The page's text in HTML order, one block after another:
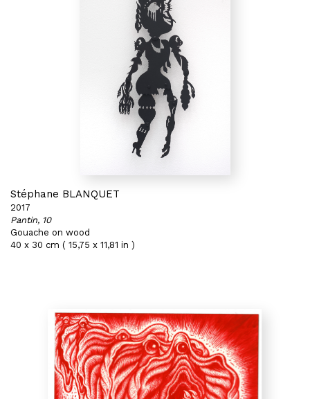
Stéphane BLANQUET
2017
Pantin, 10
Gouache on wood
40 x 30 cm ( 15,75 x 11,81 in )